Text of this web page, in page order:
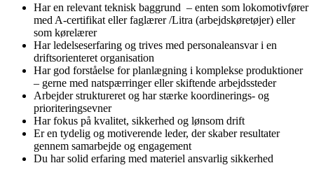
Har en relevant teknisk baggrund – enten som lokomotivfører
med A-certifikat eller faglærer /Litra (arbejdskøretøjer) eller
som kørelærer
Har ledelseserfaring og trives med personaleansvar i en
driftsorienteret organisation
Har god forståelse for planlægning i komplekse produktioner
– gerne med natspærringer eller skiftende arbejdssteder
Arbejder struktureret og har stærke koordinerings- og
prioriteringsevner
Har fokus på kvalitet, sikkerhed og lønsom drift
Er en tydelig og motiverende leder, der skaber resultater
gennem samarbejde og engagement
Du har solid erfaring med materiel ansvarlig sikkerhed